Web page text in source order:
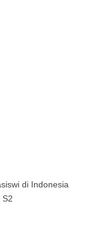
di Indonesia